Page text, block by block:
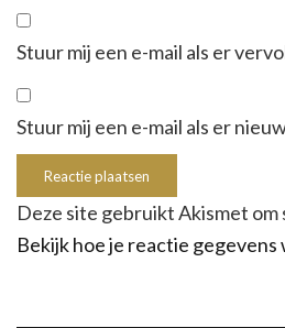
Stuur mij een e-mail als er
Stuur mij een e-mail als er
Deze site gebruikt Akismet
Bekijk hoe je reactie